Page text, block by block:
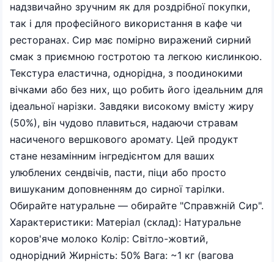
надзвичайно зручним як для роздрібної покупки,
так і для професійного використання в кафе чи
ресторанах. Сир має помірно виражений сирний
смак з приємною гостротою та легкою кислинкою.
Текстура еластична, однорідна, з поодинокими
вічками або без них, що робить його ідеальним для
ідеальної нарізки. Завдяки високому вмісту жиру
(50%), він чудово плавиться, надаючи стравам
насиченого вершкового аромату. Цей продукт
стане незамінним інгредієнтом для ваших
улюблених сендвічів, пасти, піци або просто
вишуканим доповненням до сирної тарілки.
Обирайте натуральне — обирайте "Справжній Сир".
Характеристики: Матеріал (склад): Натуральне
коров'яче молоко Колір: Світло-жовтий,
однорідний Жирність: 50% Вага: ~1 кг (вагова